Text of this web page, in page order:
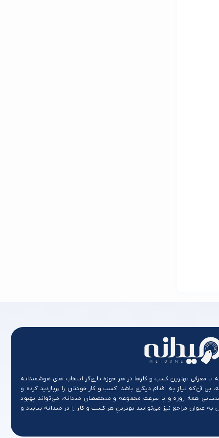
با معرفی بهترین کسب و کارها در هر حوزه یاری‌گر انتخاب های هوشمندانه
بی آن‌که نیاز به اقدام دیگری باشد، کسب و کار خودتان را پربازدید کرده و
همه روزه و با سرعت مجموعه و متخصصان میدانه، می‌تواند بهبود
عنوان مراجع نیز می‌توانید بهترینِ هر کسب و کار را در میدانه بیابید و